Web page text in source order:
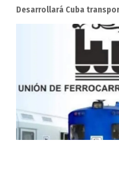
Desarrollará Cuba